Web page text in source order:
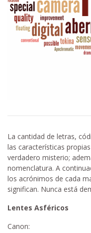
La cantidad de letras,
las características
verdadero misterio;
nomenclatura. A
los acrónimos de cada
significan. Nunca está
Lentes Asféricos
Canon: